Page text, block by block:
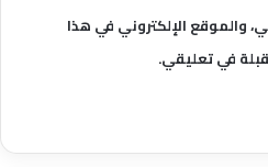
والموقع الإلكتروني في هذا
في تعليقي.